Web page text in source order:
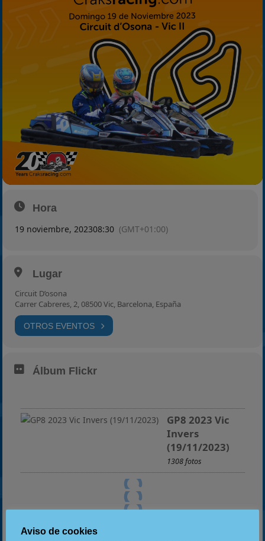
Estadísticas
Preguntas Frecuentes
Hora
19 noviembre, 202308:30 (GMT+01:00)
Lugar
Circuit D’osona
Carrer Cabreres, 2, 08500 Vic, Barcelona, España
OTROS EVENTOS
Álbum Flickr
GP8 2023 Vic
Invers
(19/11/2023)
1308 fotos
Aviso de cookies